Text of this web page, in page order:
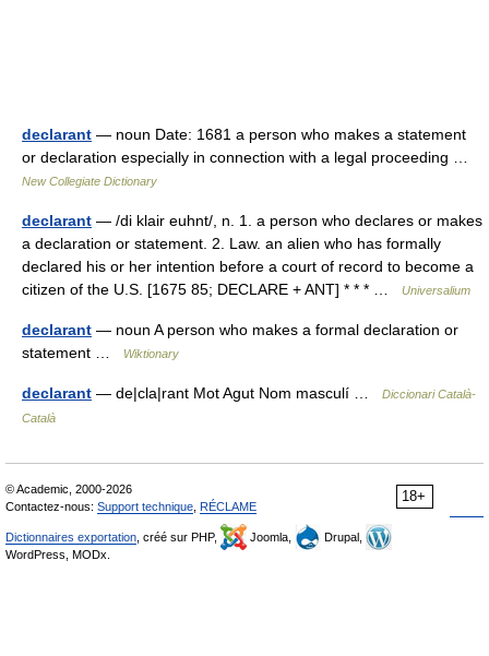
declarant — noun Date: 1681 a person who makes a statement
or declaration especially in connection with a legal proceeding …
New Collegiate Dictionary
declarant — /di klair euhnt/, n. 1. a person who declares or makes
a declaration or statement. 2. Law. an alien who has formally
declared his or her intention before a court of record to become a
citizen of the U.S. [1675 85; DECLARE + ANT] * * * …
Universalium
declarant — noun A person who makes a formal declaration or
statement …
Wiktionary
declarant — de|cla|rant Mot Agut Nom masculí …
Diccionari Català-
Català
18+
© Academic, 2000-2026
Contactez-nous: Support technique RÉCLAME
Dictionnaires exportation , créé sur PHP, Joomla,
Drupal,
WordPress, MODx.